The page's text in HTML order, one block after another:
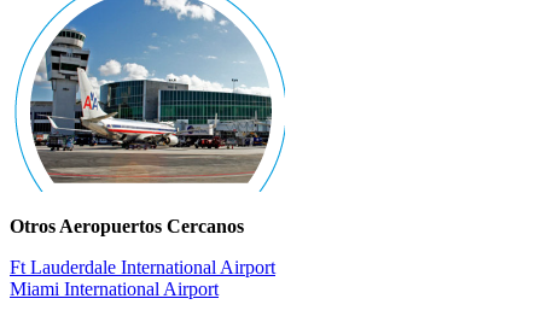
Otros Aeropuertos Cercanos
Ft Lauderdale International Airport
Miami International Airport